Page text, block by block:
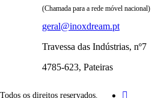
(Chamada para a rede móvel nacional)
geral@inoxdream.pt
Travessa das Indústrias, nº7
4785-623, Pateiras
os direitos reservados.